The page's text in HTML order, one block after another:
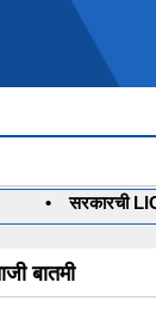
सरकारची LIC
बातमी